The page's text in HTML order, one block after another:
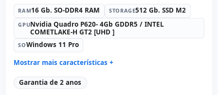
RAM16 Gb. SO-DDR4 RAM STORAGE512 Gb. SSD M2
GPUNvidia Quadro P620- 4Gb GDDR5 / INTEL
COMETLAKE-H GT2 [UHD ]
SOWindows 11 Pro
Mostrar mais características +
Connectivity: intel(R) ethernet l219-LM
Connectivity: RJ-45 · WIFI · Bluetooth
Garantia de 2 anos